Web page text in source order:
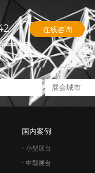
在线咨询
国内案例
小型展台
中型展台